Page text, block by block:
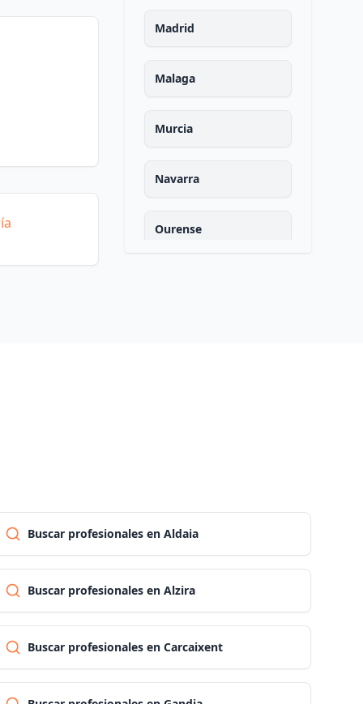
Madrid
Malaga
Murcia
Navarra
Ourense
Santa cruz de tenerife
Segovia
Sevilla
Buscar profesionales en Aldaia
Buscar profesionales en Alzira
Buscar profesionales en Carcaixent